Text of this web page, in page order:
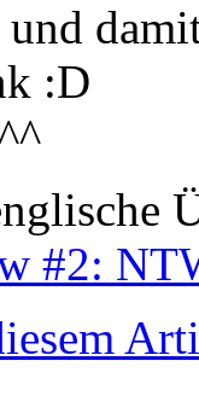
und
:D
#2: